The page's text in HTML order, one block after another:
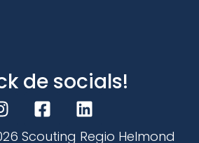
de socials!
Scouting Regio Helmond